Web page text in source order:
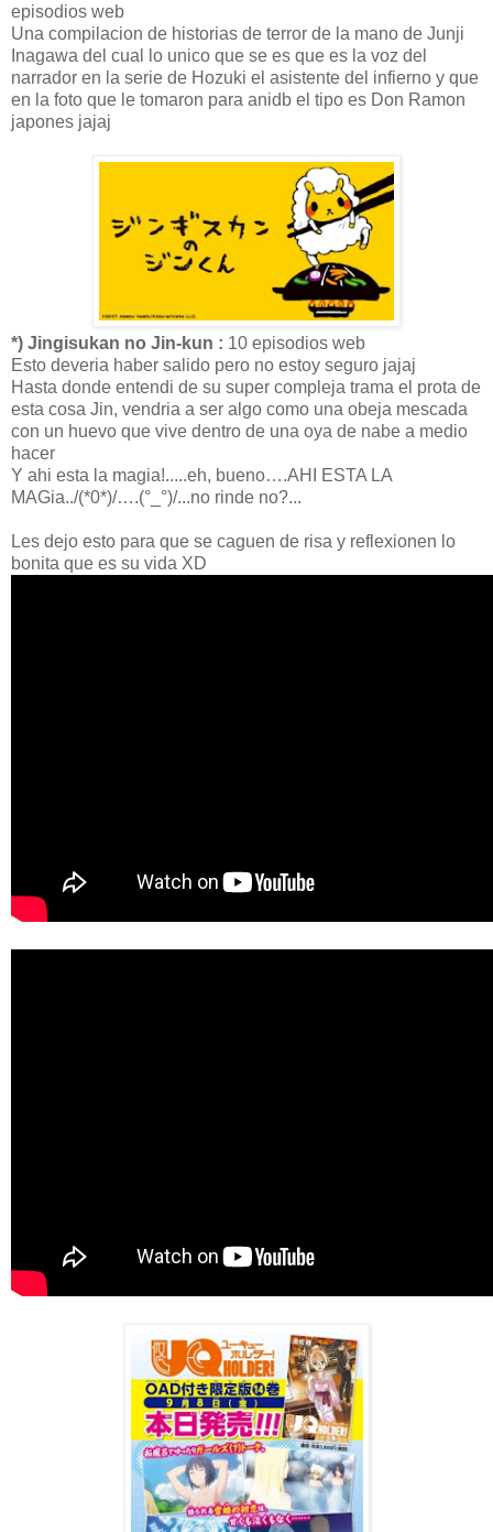
episodios web
Una compilacion de historias de terror de la mano de Junji
Inagawa del cual lo unico que se es que es la voz del
narrador en la serie de Hozuki el asistente del infierno y que
en la foto que le tomaron para anidb el tipo es Don Ramon
japones jajaj
*) Jingisukan no Jin-kun : 10 episodios web
Esto deveria haber salido pero no estoy seguro jajaj
Hasta donde entendi de su super compleja trama el prota de
esta cosa Jin, vendria a ser algo como una obeja mescada
con un huevo que vive dentro de una oya de nabe a medio
hacer
Y ahi esta la magia!.....eh, bueno….AHI ESTA LA
MAGia../(*0*)/….(°_°)/...no rinde no?...
Les dejo esto para que se caguen de risa y reflexionen lo
bonita que es su vida XD